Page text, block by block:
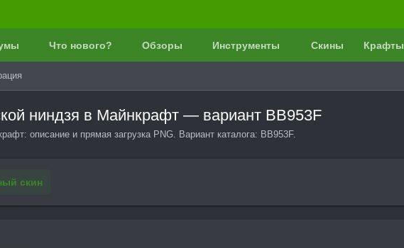
Что нового? Обзоры Инструменты Скины Крафты
ниндзя в Майнкрафт — вариант BB953F
описание и прямая загрузка PNG. Вариант каталога: BB953F.
скин